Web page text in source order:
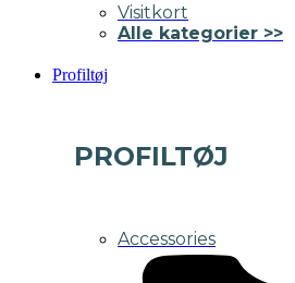
Visitkort
Alle kategorier >>
Profiltøj
PROFILTØJ
Accessories